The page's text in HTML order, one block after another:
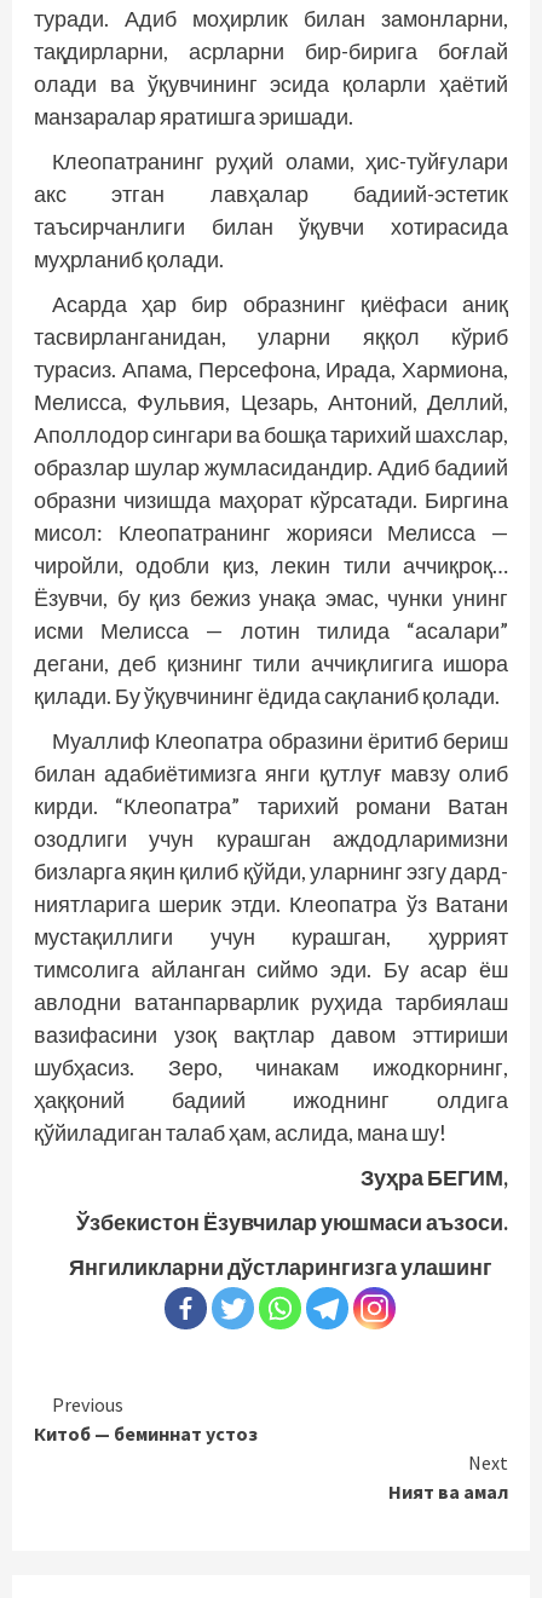
туради. Адиб моҳирлик билан замонларни,
тақдирларни, асрларни бир-бирига боғлай
олади ва ўқувчининг эсида қоларли ҳаётий
манзаралар яратишга эришади.
Клеопатранинг руҳий олами, ҳис-туйғулари
акс этган лавҳалар бадиий-эстетик
таъсирчанлиги билан ўқувчи хотирасида
муҳрланиб қолади.
Асарда ҳар бир образнинг қиёфаси аниқ
тасвирланганидан, уларни яққол кўриб
турасиз. Апама, Персефона, Ирада, Хармиона,
Мелисса, Фульвия, Цезарь, Антоний, Деллий,
Аполлодор сингари ва бошқа тарихий шахс­лар,
образлар шулар жумласидандир. Адиб бадиий
образни чизишда маҳорат кўрсатади. Биргина
мисол: Клеопатранинг жорияси Мелисса —
чиройли, одобли қиз, лекин тили аччиқроқ…
Ёзувчи, бу қиз бежиз унақа эмас, чунки унинг
исми Мелисса — лотин тилида “асалари”
дегани, деб қизнинг тили аччиқлигига ишора
қилади. Бу ўқувчининг ёдида сақланиб қолади.
Муаллиф Клеопатра образини ёритиб бериш
билан адабиётимизга янги қутлуғ мавзу олиб
кирди. “Клеопатра” тарихий романи Ватан
озодлиги учун курашган аждодларимизни
бизларга яқин қилиб қўйди, уларнинг эзгу дард-
ниятларига шерик этди. Клеопатра ўз Ватани
мус­тақиллиги учун курашган, ҳуррият
тимсолига айланган сиймо эди. Бу асар ёш
авлодни ватанпарварлик руҳида тарбиялаш
вазифасини узоқ вақтлар давом эттириши
шубҳасиз. Зеро, чинакам ижодкорнинг,
ҳаққоний бадиий ижоднинг олдига
қўйиладиган талаб ҳам, аслида, мана шу!
Зуҳра БЕГИМ,
Ўзбекистон Ёзувчилар уюшмаси аъзоси.
Янгиликларни дўстларингизга улашинг
Continue
Reading
Previous
Китоб — беминнат устоз
Next
Ният ва амал